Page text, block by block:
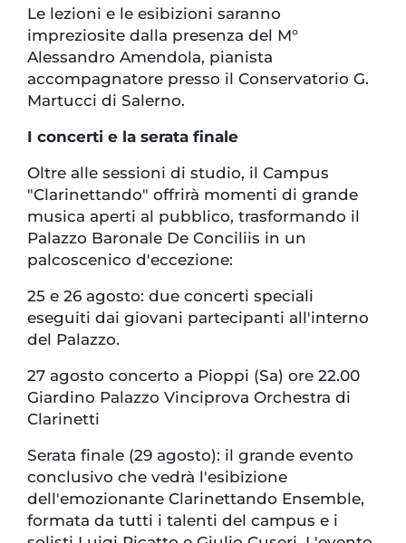
Le lezioni e le esibizioni saranno
impreziosite dalla presenza del M°
Alessandro Amendola, pianista
accompagnatore presso il Conservatorio G.
Martucci di Salerno.
I concerti e la serata finale
Oltre alle sessioni di studio, il Campus
"Clarinettando" offrirà momenti di grande
musica aperti al pubblico, trasformando il
Palazzo Baronale De Conciliis in un
palcoscenico d'eccezione:
25 e 26 agosto: due concerti speciali
eseguiti dai giovani partecipanti all'interno
del Palazzo.
27 agosto concerto a Pioppi (Sa) ore 22.00
Giardino Palazzo Vinciprova Orchestra di
Clarinetti
Serata finale (29 agosto): il grande evento
conclusivo che vedrà l'esibizione
dell'emozionante Clarinettando Ensemble,
formata da tutti i talenti del campus e i